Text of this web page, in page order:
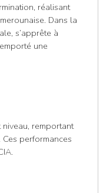
réalisant
Dans la
s’apprête à
une
niveau, remportant
performances